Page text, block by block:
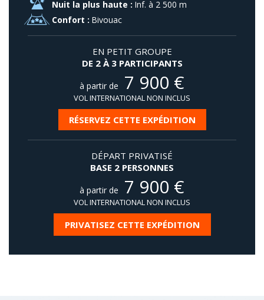
Nuit la plus haute : Inf. à 2 500 m
Confort : Bivouac
EN PETIT GROUPE
DE 2 À 3 PARTICIPANTS
à partir de 7 900 €
VOL INTERNATIONAL NON INCLUS
RÉSERVEZ CETTE EXPÉDITION
DÉPART PRIVATISÉ
BASE 2 PERSONNES
à partir de 7 900 €
VOL INTERNATIONAL NON INCLUS
PRIVATISEZ CETTE EXPÉDITION